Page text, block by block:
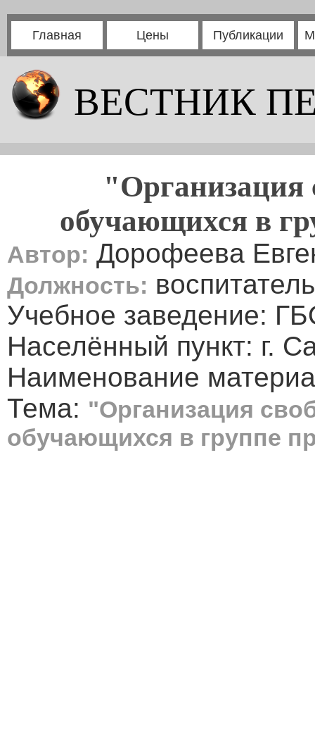
Главная Цены Публикации
ВЕСТНИК
"Организация
обучающихся в
Автор: Дорофеева
Должность: воспитатель
Учебное заведение:
Населённый пункт: г.
Наименование
Тема: "Организация
обучающихся в группе